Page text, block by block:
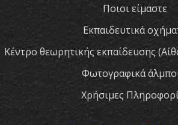
Ποιοι είμαστε
Εκπαιδευτικά
Κέντρο θεωρητικής εκπαίδευσης
Φωτογραφικά
Χρήσιμες